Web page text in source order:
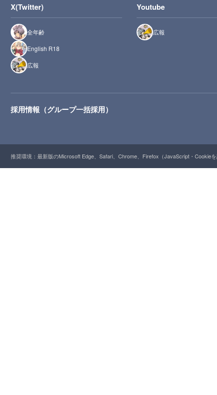
X(Twitter)
全年齢
English R18
広報
Youtube
広報
採用情報（グループ一括採用）
推奨環境：最新版のMicrosoft Edge、Safari、Chrome、Firefox（JavaScript・Cookie